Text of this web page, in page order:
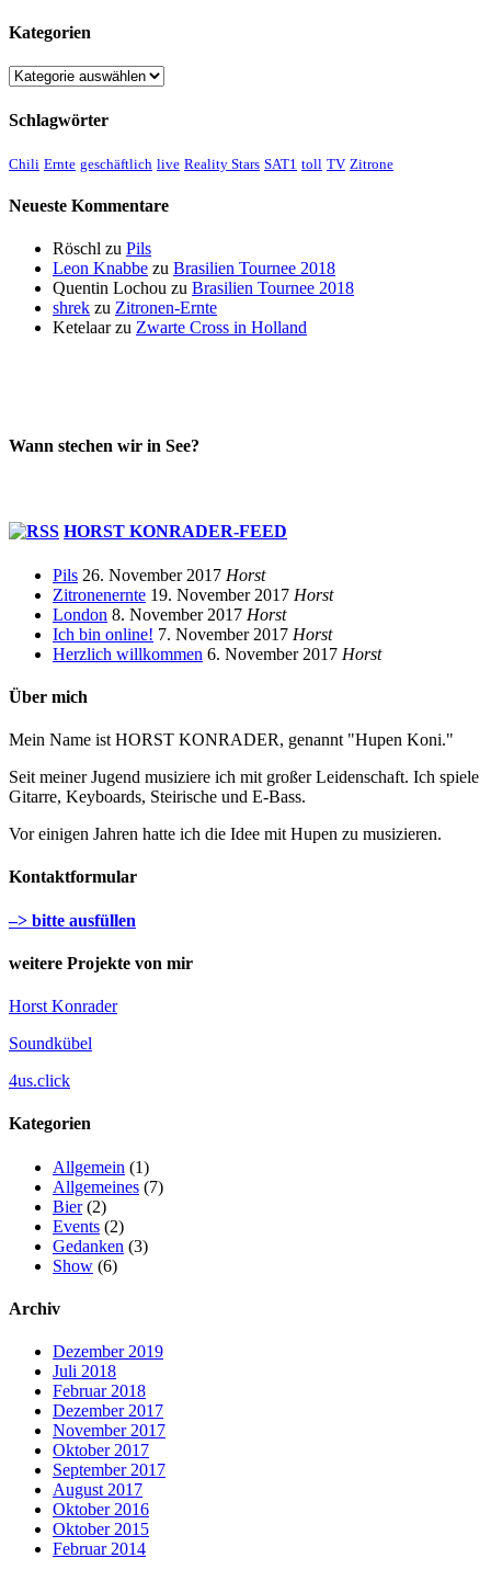
Kategorien
Kategorien
Schlagwörter
Chili Ernte geschäftlich live Reality Stars SAT1 toll TV Zitrone
Neueste Kommentare
Röschl zu Pils
Leon Knabbe zu Brasilien Tournee 2018
Quentin Lochou zu Brasilien Tournee 2018
shrek zu Zitronen-Ernte
Ketelaarzu Zwarte Cross in Holland
Wann stechen wir in See?
HORST KONRADER-FEED
Pils 26. November 2017 Horst
Zitronenernte 19. November 2017 Horst
London 8. November 2017 Horst
Ich bin online! 7. November 2017 Horst
Herzlich willkommen 6. November 2017 Horst
Über mich
Mein Name ist HORST KONRADER, genannt "Hupen Koni."
Seit meiner Jugend musiziere ich mit großer Leidenschaft. Ich spiele
Gitarre, Keyboards, Steirische und E-Bass.
Vor einigen Jahren hatte ich die Idee mit Hupen zu musizieren.
Kontaktformular
–> bitte ausfüllen
weitere Projekte von mir
Horst Konrader
Soundkübel
4us.click
Kategorien
Allgemein (1)
Allgemeines (7)
Bier(2)
Events (2)
Gedanken (3)
Show (6)
Archiv
Dezember 2019
Juli 2018
Februar 2018
Dezember 2017
November 2017
Oktober 2017
September 2017
August 2017
Oktober 2016
Oktober 2015
Februar 2014